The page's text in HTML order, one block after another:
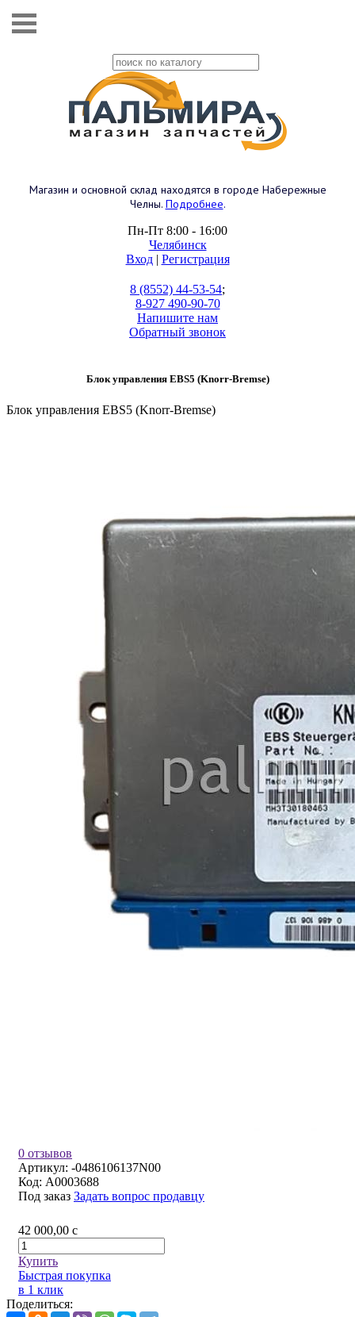
Магазин и основной склад находятся в городе Набережные
Челны. Подробнее.
Пн-Пт 8:00 - 16:00
Челябинск
Вход| Регистрация
8 (8552) 44-53-54;
8-927 490-90-70
Напишите нам
Обратный звонок
Блок управления EBS5 (Knorr-Bremse)
Блок управления EBS5 (Knorr-Bremse)
0 отзывов
Артикул: -0486106137N00
Код: A0003688
Под заказ Задать вопрос продавцу
42 000,00 c
Купить
Быстрая покупка
в 1 клик
Поделиться: